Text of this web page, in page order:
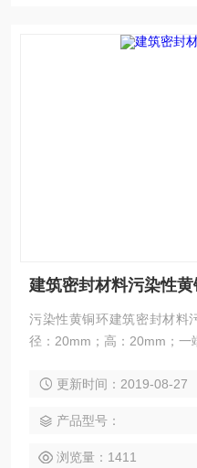
建筑密封材料污染性黄
污染性黄铜环建筑密封材料
径：20mm；高：20mm；一
更新时间：2019-08-27
产品型号：
浏览量：1411